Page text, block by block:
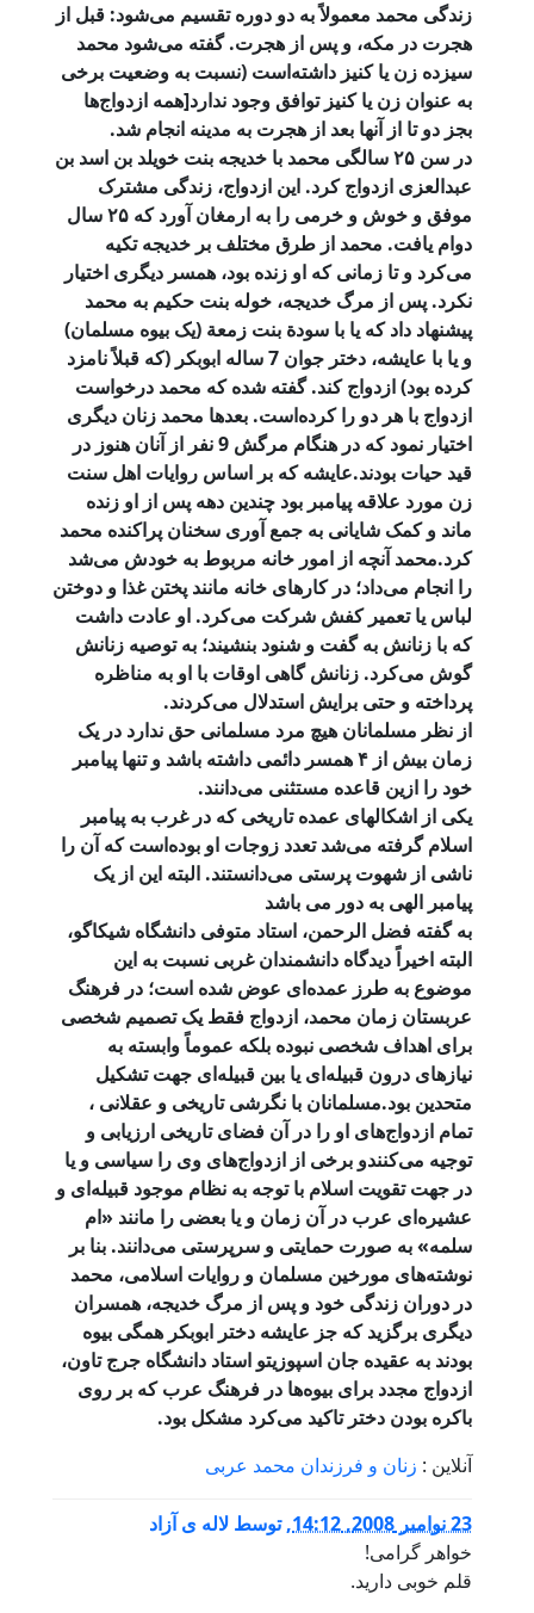
زندگی محمد معمولاً به دو دوره تقسیم می‌شود: قبل از
هجرت در مکه، و پس از هجرت. گفته می‌شود محمد
سیزده زن یا کنیز داشته‌است (نسبت به وضعیت برخی
به عنوان زن یا کنیز توافق وجود ندارد[همه ازدواج‌ها
بجز دو تا از آنها بعد از هجرت به مدینه انجام شد.
در سن ۲۵ سالگی محمد با خدیجه بنت خویلد بن اسد بن
عبدالعزی ازدواج کرد. این ازدواج، زندگی مشترک
موفق و خوش و خرمی را به ارمغان آورد که ۲۵ سال
دوام یافت. محمد از طرق مختلف بر خدیجه تکیه
می‌کرد و تا زمانی که او زنده بود، همسر دیگری اختیار
نکرد. پس از مرگ خدیجه، خوله بنت حکیم به محمد
پیشنهاد داد که یا با سودة بنت زمعة (یک بیوه مسلمان)
و یا با عایشه، دختر جوان 7 ساله ابوبکر (که قبلاً نامزد
کرده بود) ازدواج کند. گفته شده که محمد درخواست
ازدواج با هر دو را کرده‌است. بعدها محمد زنان دیگری
اختیار نمود که در هنگام مرگش 9 نفر از آنان هنوز در
قید حیات بودند.عایشه که بر اساس روایات اهل سنت
زن مورد علاقه پیامبر بود چندین دهه پس از او زنده
ماند و کمک شایانی به جمع آوری سخنان پراکنده محمد
کرد.محمد آنچه از امور خانه مربوط به خودش می‌شد
را انجام می‌داد؛ در کارهای خانه مانند پختن غذا و دوختن
لباس یا تعمیر کفش شرکت می‌کرد. او عادت داشت
که با زنانش به گفت و شنود بنشیند؛ به توصیه زنانش
گوش می‌کرد. زنانش گاهی اوقات با او به مناظره
پرداخته و حتی برایش استدلال می‌کردند.
از نظر مسلمانان هیچ مرد مسلمانی حق ندارد در یک
زمان بیش از ۴ همسر دائمی داشته باشد و تنها پیامبر
خود را ازین قاعده مستثنی می‌دانند.
یکی از اشکالهای عمده تاریخی که در غرب به پیامبر
اسلام گرفته می‌شد تعدد زوجات او بوده‌است که آن را
ناشی از شهوت پرستی می‌دانستند. البته این از یک
پیامبر الهی به دور می باشد
به گفته فضل الرحمن، استاد متوفی دانشگاه شیکاگو،
البته اخیراً دیدگاه دانشمندان غربی نسبت به این
موضوع به طرز عمده‌ای عوض شده است؛ در فرهنگ
عربستان زمان محمد، ازدواج فقط یک تصمیم شخصی
برای اهداف شخصی نبوده بلکه عموماً وابسته به
نیازهای درون قبیله‌ای یا بین قبیله‌ای جهت تشکیل
متحدین بود.مسلمانان با نگرشی تاریخی و عقلانی ،
تمام ازدواج‌های او را در آن فضای تاریخی ارزیابی و
توجیه می‌کنندو برخی از ازدواج‌های وی را سیاسی و یا
در جهت تقویت اسلام با توجه به نظام موجود قبیله‌ای و
عشیره‌ای عرب در آن زمان و یا بعضی را مانند «ام
سلمه» به صورت حمایتی و سرپرستی می‌دانند. بنا بر
نوشته‌های مورخین مسلمان و روایات اسلامی، محمد
در دوران زندگی خود و پس از مرگ خدیجه، همسران
دیگری برگزید که جز عایشه دختر ابوبکر همگی بیوه
بودند به عقیده جان اسپوزیتو استاد دانشگاه جرج تاون،
ازدواج مجدد برای بیوه‌ها در فرهنگ عرب که بر روی
باکره بودن دختر تاکید می‌کرد مشکل بود.
آنلاین : زنان و فرزندان محمد عربی
23 نوامبر 2008, 14:12 ,توسط لاله ی آزاد
خواهر گرامی!
قلم خوبی دارید.